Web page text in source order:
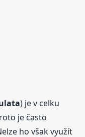
) je v celku
je často
ho však využít